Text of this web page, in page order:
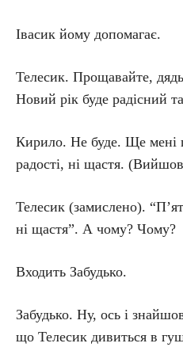
Івасик йому допомагає.
Телесик. Прощавайте,
Новий рік буде радісний
Кирило. Не буде. Ще мені
радості, ні щастя.
Телесик (замислено).
ні щастя”. А чому? Чому?
Входить Забудько.
Забудько. Ну, ось і
що Телесик дивиться в